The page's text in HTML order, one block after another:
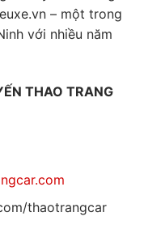
– một trong
với nhiều năm
THAO TRANG
thaotrangcar